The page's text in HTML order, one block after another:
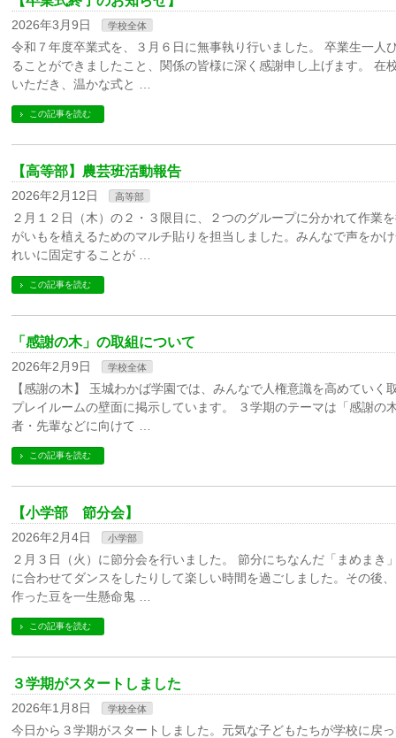
2026年3月9日 学校全体
令和７年度卒業式を、３月６日に無事執り行いました。 卒業生一人
ることができましたこと、関係の皆様に深く感謝申し上げます。 在
いただき、温かな式と …
この記事を読む
【高等部】農芸班活動報告
2026年2月12日 高等部
２月１２日（木）の２・３限目に、２つのグループに分かれて作業
がいもを植えるためのマルチ貼りを担当しました。みんなで声をか
れいに固定することが …
この記事を読む
「感謝の木」の取組について
2026年2月9日 学校全体
【感謝の木】 玉城わかば学園では、みんなで人権意識を高めてい
プレイルームの壁面に掲示しています。 ３学期のテーマは「感謝の
者・先輩などに向けて …
この記事を読む
【小学部 節分会】
2026年2月4日 小学部
２月３日（火）に節分会を行いました。 節分にちなんだ「まめまき
に合わせてダンスをしたりして楽しい時間を過ごしました。その後
作った豆を一生懸命鬼 …
この記事を読む
３学期がスタートしました
2026年1月8日 学校全体
今日から３学期がスタートしました。元気な子どもたちが学校に戻